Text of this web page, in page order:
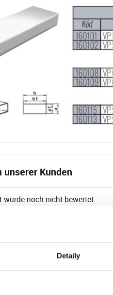
Detaily
unserer Kunden
wurde noch nicht bewertet.